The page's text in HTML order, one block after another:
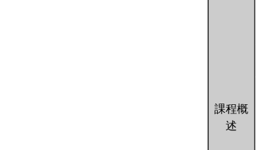
課程概
述